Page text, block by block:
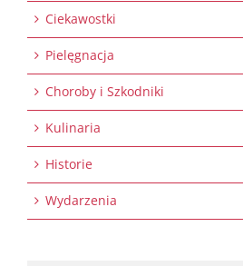
Ciekawostki
Pielęgnacja
Choroby i Szkodniki
Kulinaria
Historie
Wydarzenia